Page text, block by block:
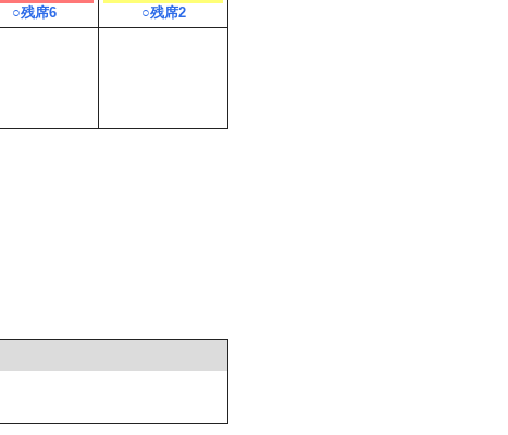
○残席6 ○残席2